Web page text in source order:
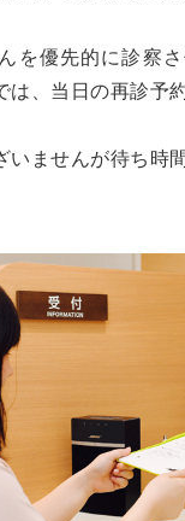
を優先的に診察
は、当日の再診予
いませんが待ち時